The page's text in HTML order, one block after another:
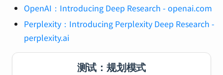
OpenAI：Introducing Deep Research - openai.com
Perplexity：Introducing Perplexity Deep Research -
perplexity.ai
测试：规划模式